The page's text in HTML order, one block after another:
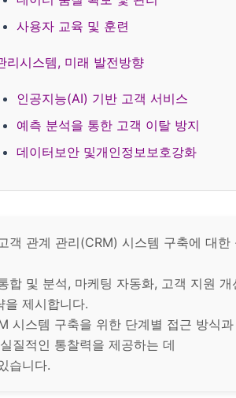
사용자 교육 및 훈련
리시스템, 미래 발전방향
인공지능(AI) 기반 고객 서비스
예측 분석을 통한 고객 이탈 방지
데이터보안 및개인정보보호강화
객 관계 관리(CRM) 시스템 구축에 대
합 및 분석, 마케팅 자동화, 고객 지원
을 제시합니다.
시스템 구축을 위한 단계별 접근 방식
질적인 통찰력을 제공하는 데
습니다.